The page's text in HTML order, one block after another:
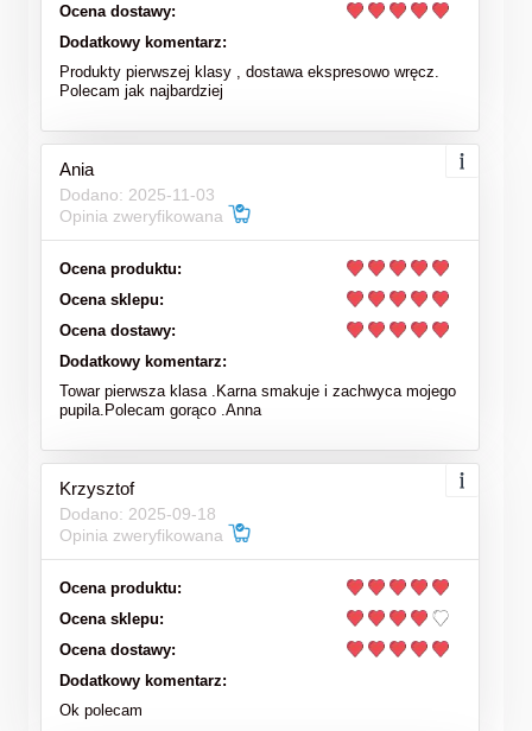
Ocena dostawy:
Dodatkowy komentarz:
Produkty pierwszej klasy , dostawa ekspresowo wręcz.
Polecam jak najbardziej
Ania
Dodano: 2025-11-03
Opinia zweryfikowana
Ocena produktu:
Ocena sklepu:
Ocena dostawy:
Dodatkowy komentarz:
Towar pierwsza klasa .Karna smakuje i zachwyca mojego
pupila.Polecam gorąco .Anna
Krzysztof
Dodano: 2025-09-18
Opinia zweryfikowana
Ocena produktu:
Ocena sklepu:
Ocena dostawy:
Dodatkowy komentarz:
Ok polecam